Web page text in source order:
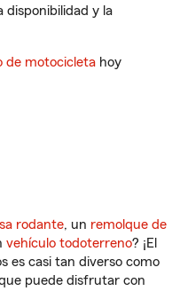
disponibilidad y la
de motocicleta hoy
rodante, un remolque de
vehículo todoterreno? ¡El
es casi tan diverso como
puede disfrutar con